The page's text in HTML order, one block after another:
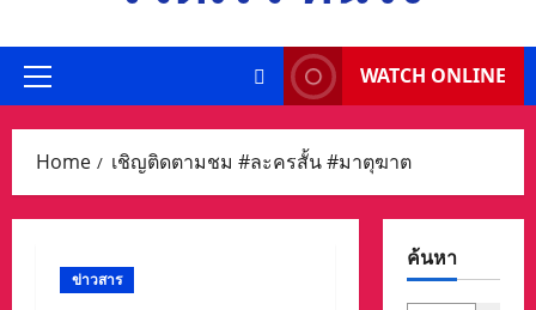
Primary
WATCH ONLINE
Home เชิญติดตามชม #ละครสั้น #มาตุฆาต
ข่าวสาร
ค้นหา